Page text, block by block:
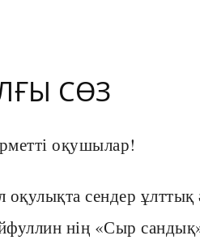
СӨЗ
оқушылар!
оқулықта сендер
нің «Сыр